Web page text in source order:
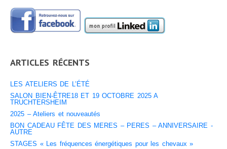
Atelier manger en pleine conscience
Atelier de Méditation
Planning Ateliers
SPORT
Les chevaux
ARTICLES RÉCENTS
LES ATELIERS DE L’ÉTÉ
SALON BIEN-ÊTRE18 ET 19 OCTOBRE 2025 A
TRUCHTERSHEIM
2025 – Ateliers et nouveautés
BON CADEAU FÊTE DES MERES – PERES – ANNIVERSAIRE -
AUTRE
STAGES « Les fréquences énergétiques pour les chevaux »